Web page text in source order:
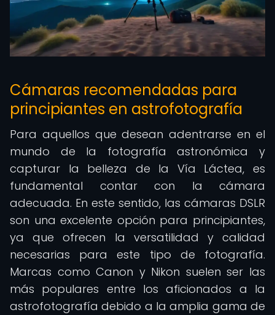
Cámaras recomendadas para
principiantes en astrofotografía
Para aquellos que desean adentrarse en el
mundo de la fotografía astronómica y
capturar la belleza de la Vía Láctea, es
fundamental contar con la cámara
adecuada. En este sentido, las cámaras DSLR
son una excelente opción para principiantes,
ya que ofrecen la versatilidad y calidad
necesarias para este tipo de fotografía.
Marcas como Canon y Nikon suelen ser las
más populares entre los aficionados a la
astrofotografía debido a la amplia gama de